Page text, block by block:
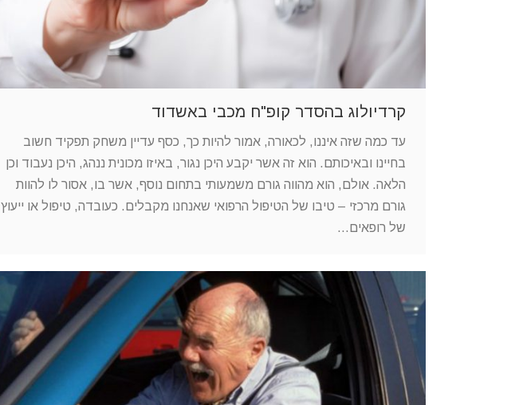
קרדיולוג בהסדר קופ"ח מכבי באשדוד
עד כמה שזה איננו, לכאורה, אמור להיות כך, כסף עדיין משחק תפקיד חשוב
בחיינו ובאיכותם. הוא זה אשר יקבע היכן נגור, באיזו מכונית ננהג, היכן נעבוד וכן
הלאה. אולם, הוא מהווה גורם משמעותי בתחום נוסף, אשר בו, אסור לו להוות
גורם מרכזי – טיבו של הטיפול הרפואי שאנחנו מקבלים. כעובדה, טיפול או ייעוץ
של רופאים…